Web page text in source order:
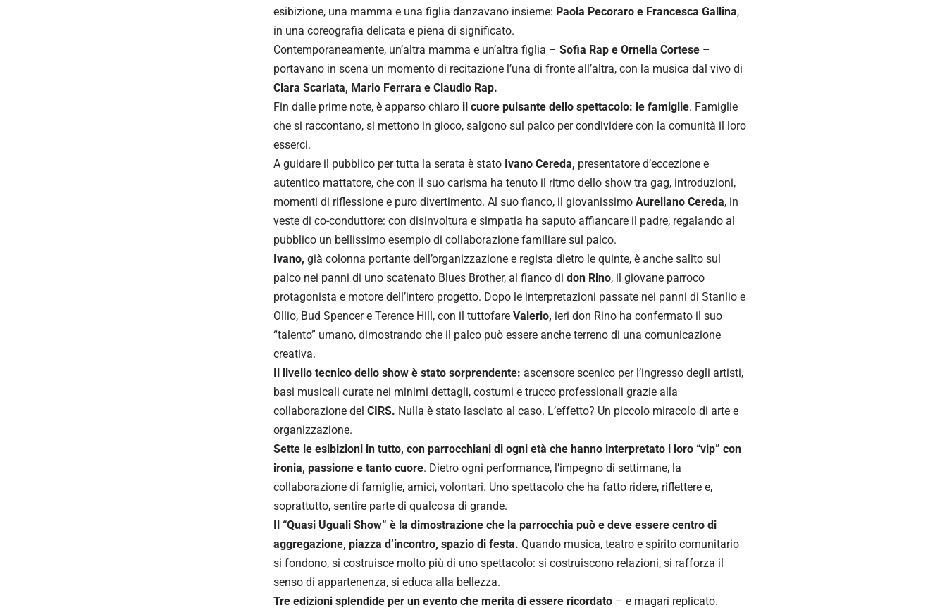
esibizione, una mamma e una figlia danzavano insieme: Paola Pecoraro e Francesca Gallina,
in una coreografia delicata e piena di significato.
Contemporaneamente, un’altra mamma e un’altra figlia – Sofia Rap e Ornella Cortese –
portavano in scena un momento di recitazione l’una di fronte all’altra, con la musica dal vivo di
Clara Scarlata, Mario Ferrara e Claudio Rap.
Fin dalle prime note, è apparso chiaro il cuore pulsante dello spettacolo: le famiglie. Famiglie
che si raccontano, si mettono in gioco, salgono sul palco per condividere con la comunità il loro
esserci.
A guidare il pubblico per tutta la serata è stato Ivano Cereda, presentatore d’eccezione e
autentico mattatore, che con il suo carisma ha tenuto il ritmo dello show tra gag, introduzioni,
momenti di riflessione e puro divertimento. Al suo fianco, il giovanissimo Aureliano Cereda, in
veste di co-conduttore: con disinvoltura e simpatia ha saputo affiancare il padre, regalando al
pubblico un bellissimo esempio di collaborazione familiare sul palco.
Ivano, già colonna portante dell’organizzazione e regista dietro le quinte, è anche salito sul
palco nei panni di uno scatenato Blues Brother, al fianco di don Rino, il giovane parroco
protagonista e motore dell’intero progetto. Dopo le interpretazioni passate nei panni di Stanlio e
Ollio, Bud Spencer e Terence Hill, con il tuttofare Valerio, ieri don Rino ha confermato il suo
“talento” umano, dimostrando che il palco può essere anche terreno di una comunicazione
creativa.
Il livello tecnico dello show è stato sorprendente: ascensore scenico per l’ingresso degli artisti,
basi musicali curate nei minimi dettagli, costumi e trucco professionali grazie alla
collaborazione del CIRS. Nulla è stato lasciato al caso. L’effetto? Un piccolo miracolo di arte e
organizzazione.
Sette le esibizioni in tutto, con parrocchiani di ogni età che hanno interpretato i loro “vip” con
ironia, passione e tanto cuore. Dietro ogni performance, l’impegno di settimane, la
collaborazione di famiglie, amici, volontari. Uno spettacolo che ha fatto ridere, riflettere e,
soprattutto, sentire parte di qualcosa di grande.
Il “Quasi Uguali Show” è la dimostrazione che la parrocchia può e deve essere centro di
aggregazione, piazza d’incontro, spazio di festa. Quando musica, teatro e spirito comunitario
si fondono, si costruisce molto più di uno spettacolo: si costruiscono relazioni, si rafforza il
senso di appartenenza, si educa alla bellezza.
Tre edizioni splendide per un evento che merita di essere ricordato – e magari replicato.